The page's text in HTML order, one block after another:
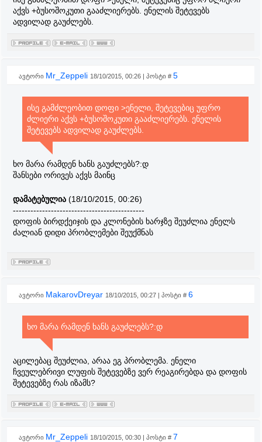
აქვს +ბუსოშოკუთი გააძლიერებს. ენელის შეტევებს
ადვილად გაუძლებს.
ავტორი Mr_Zeppeli 18/10/2015, 00:26 | პოსტი # 5
ისე გამძლეობით დოფი >ენელი, შეტევებიც უფრო
ძლიერი აქვს +ბუსოშოკუთი გააძლიერებს. ენელის
შეტევებს ადვილად გაუძლებს.
ხო მარა რამდენ ხანს გაუძლებს?:დ
შანსები ორივეს აქვს მაინც
დამატებულია (18/10/2015, 00:26)
---------------------------------------------
დოფის ბირდქეიჯის და კლონების ხარჯზე შეუძლია ენელს
ძალიან დიდი პრობლემები შეუქმნას
ავტორი MakarovDreyar 18/10/2015, 00:27 | პოსტი # 6
ხო მარა რამდენ ხანს გაუძლებს?:დ
აცილებაც შეუძლია, არაა ეგ პრობლემა. ენელი
ჩვეულებრივი ლუფის შეტევებზე ვერ რეაგირებდა და დოფის
შეტევებზე რას იზამს?
ავტორი Mr_Zeppeli 18/10/2015, 00:30 | პოსტი # 7